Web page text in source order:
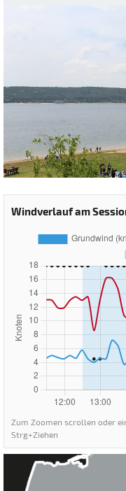
Brombachsee
Windverlauf am
Zum Zoomen scrollen oder
Strg+Ziehen